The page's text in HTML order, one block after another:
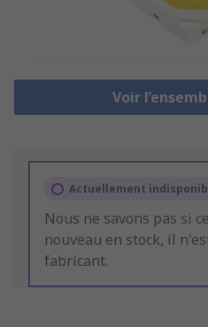
Voir
Actuellement
Nous ne savons pas si
nouveau en stock, il
fabricant.